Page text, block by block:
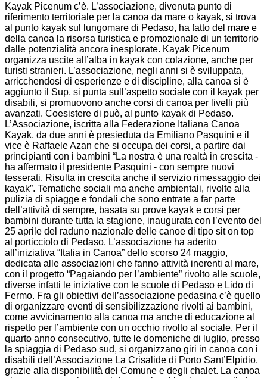
Kayak Picenum c’è. L’associazione, divenuta punto di
riferimento territoriale per la canoa da mare o kayak, si trova
al punto kayak sul lungomare di Pedaso, ha fatto del mare e
della canoa la risorsa turistica e promozionale di un territorio
dalle potenzialità ancora inesplorate. Kayak Picenum
organizza uscite all’alba in kayak con colazione, anche per
turisti stranieri. L’associazione, negli anni si è sviluppata,
arricchendosi di esperienze e di discipline, alla canoa si è
aggiunto il Sup, si punta sull’aspetto sociale con il kayak per
disabili, si promuovono anche corsi di canoa per livelli più
avanzati. Coesistere di può, al punto kayak di Pedaso.
L’Associazione, iscritta alla Federazione Italiana Canoa
Kayak, da due anni è presieduta da Emiliano Pasquini e il
vice è Raffaele Azan che si occupa dei corsi, a partire dai
principianti con i bambini “La nostra è una realtà in crescita -
ha affermato il presidente Pasquini - con sempre nuovi
tesserati. Risulta in crescita anche il servizio rimessaggio dei
kayak”. Tematiche sociali ma anche ambientali, rivolte alla
pulizia di spiagge e fondali che sono entrate a far parte
dell’attività di sempre, basata su prove kayak e corsi per
bambini durante tutta la stagione, inaugurata con l’evento del
25 aprile del raduno nazionale delle canoe di tipo sit on top
al porticciolo di Pedaso. L’associazione ha aderito
all’iniziativa “Italia in Canoa” dello scorso 24 maggio,
dedicata alle associazioni che fanno attività inerenti al mare,
con il progetto “Pagaiando per l’ambiente” rivolto alle scuole,
diverse infatti le iniziative con le scuole di Pedaso e Lido di
Fermo. Fra gli obiettivi dell’associazione pedasina c’è quello
di organizzare eventi di sensibilizzazione rivolti ai bambini,
come avvicinamento alla canoa ma anche di educazione al
rispetto per l’ambiente con un occhio rivolto al sociale. Per il
quarto anno consecutivo, tutte le domeniche di luglio, presso
la spiaggia di Pedaso sud, si organizzano giri in canoa con i
disabili dell’Associazione La Crisalide di Porto Sant’Elpidio,
grazie alla disponibilità del Comune e degli chalet. La canoa